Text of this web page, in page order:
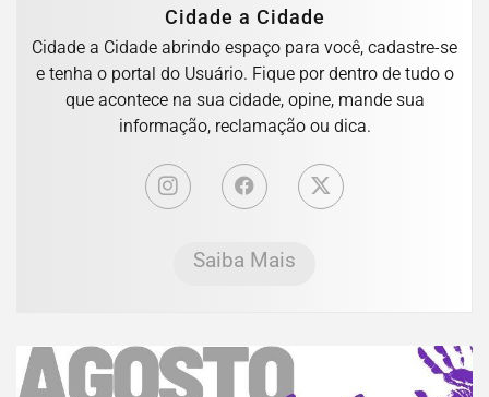
Cidade a Cidade
Cidade a Cidade abrindo espaço para você, cadastre-se
e tenha o portal do Usuário. Fique por dentro de tudo o
que acontece na sua cidade, opine, mande sua
informação, reclamação ou dica.
Saiba Mais